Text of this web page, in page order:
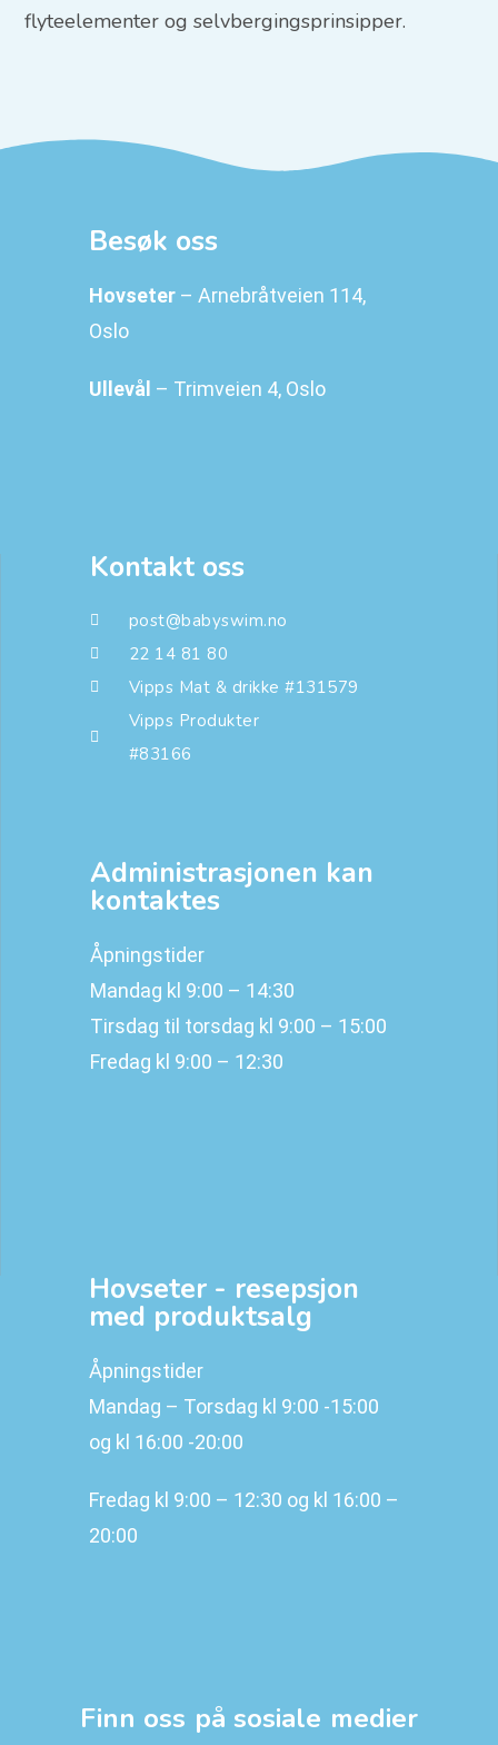
flyteelementer og selvbergingsprinsipper.
Besøk oss
Hovseter – Arnebråtveien 114,
Oslo
Ullevål – Trimveien 4, Oslo
Kontakt oss
post@babyswim.no
22 14 81 80
Vipps Mat & drikke #131579
Vipps Produkter
#83166
Administrasjonen kan
kontaktes
Åpningstider
Mandag kl 9:00 – 14:30
Tirsdag til torsdag kl 9:00 – 15:00
Fredag kl 9:00 – 12:30
Hovseter - resepsjon
med produktsalg
Åpningstider
Mandag – Torsdag kl 9:00 -15:00
og kl 16:00 -20:00
Fredag kl 9:00 – 12:30 og kl 16:00 –
20:00
Finn oss på sosiale medier